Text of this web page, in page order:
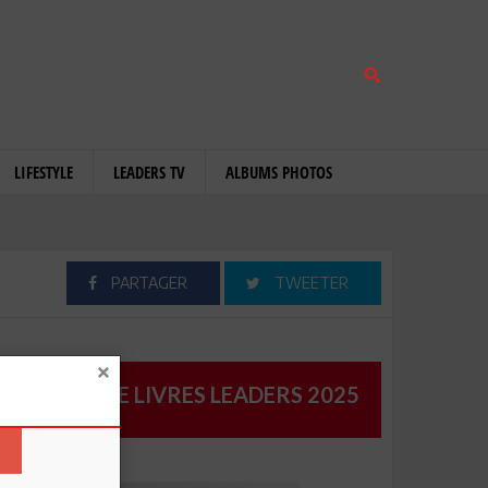
LIFESTYLE LEADERS TV ALBUMS PHOTOS
PARTAGER TWEETER
CATALOGUE LIVRES LEADERS 2025